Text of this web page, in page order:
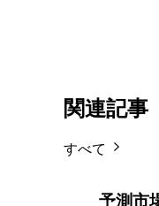
関連記事
すべて
予測市